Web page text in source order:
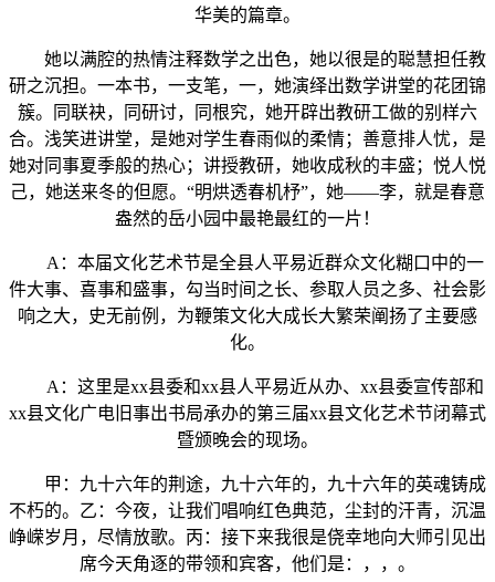
华美的篇章。
她以满腔的热情注释数学之出色，她以很是的聪慧担任教
研之沉担。一本书，一支笔，一，她演绎出数学讲堂的花团锦
簇。同联袂，同研讨，同根究，她开辟出教研工做的别样六
合。浅笑进讲堂，是她对学生春雨似的柔情；善意排人忧，是
她对同事夏季般的热心；讲授教研，她收成秋的丰盛；悦人悦
己，她送来冬的但愿。“明烘透春机杼”，她——李，就是春意
盎然的岳小园中最艳最红的一片！
A：本届文化艺术节是全县人平易近群众文化糊口中的一
件大事、喜事和盛事，勾当时间之长、参取人员之多、社会影
响之大，史无前例，为鞭策文化大成长大繁荣阐扬了主要感
化。
A：这里是xx县委和xx县人平易近从办、xx县委宣传部和
xx县文化广电旧事出书局承办的第三届xx县文化艺术节闭幕式
暨颁晚会的现场。
甲：九十六年的荆途，九十六年的，九十六年的英魂铸成
不朽的。乙：今夜，让我们唱响红色典范，尘封的汗青，沉温
峥嵘岁月，尽情放歌。丙：接下来我很是侥幸地向大师引见出
席今天角逐的带领和宾客，他们是：，，。